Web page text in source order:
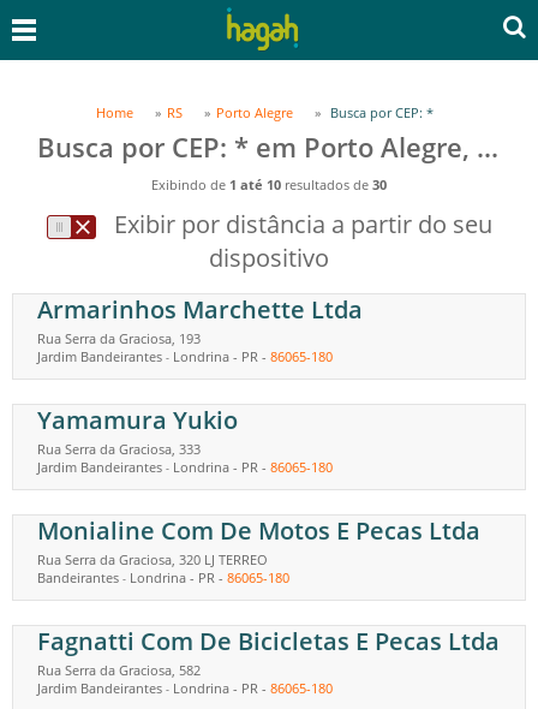
Home RS Porto Alegre Busca por CEP: *
Busca por CEP: * em Porto Alegre, RS
Exibindo de 1 até 10 resultados de 30
Exibir por distância a partir do seu
dispositivo
Armarinhos Marchette Ltda
Rua Serra da Graciosa, 193
Jardim Bandeirantes - Londrina - PR - 86065-180
Yamamura Yukio
Rua Serra da Graciosa, 333
Jardim Bandeirantes - Londrina - PR - 86065-180
Monialine Com De Motos E Pecas Ltda
Rua Serra da Graciosa, 320 LJ TERREO
Bandeirantes - Londrina - PR - 86065-180
Fagnatti Com De Bicicletas E Pecas Ltda
Rua Serra da Graciosa, 582
Jardim Bandeirantes - Londrina - PR - 86065-180